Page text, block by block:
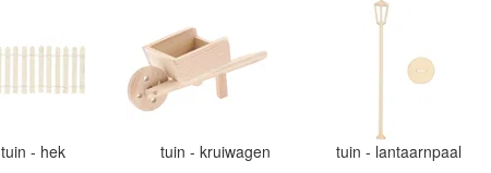
tuin - hek tuin - kruiwagen tuin - lantaarnpaal